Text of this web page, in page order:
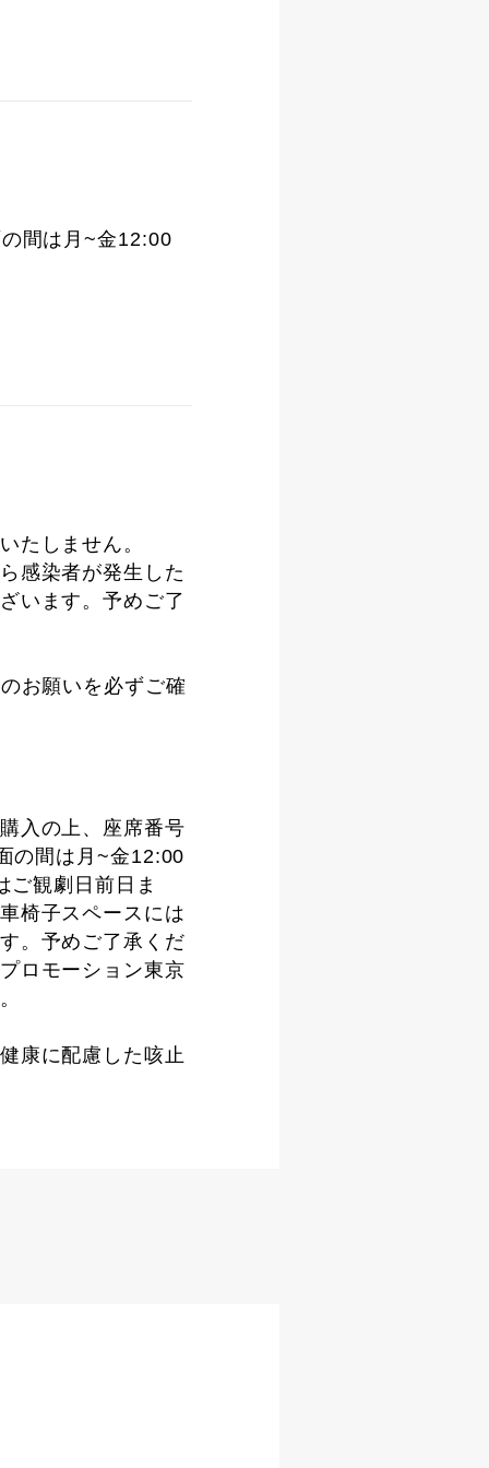
間は月~金12:00
たしません。
感染者が発生した
います。予めご了
お願いを必ずご確
入の上、座席番号
の間は月~金12:00
ご観劇日前日ま
椅子スペースには
。予めご了承くだ
ロモーション東京
康に配慮した咳止